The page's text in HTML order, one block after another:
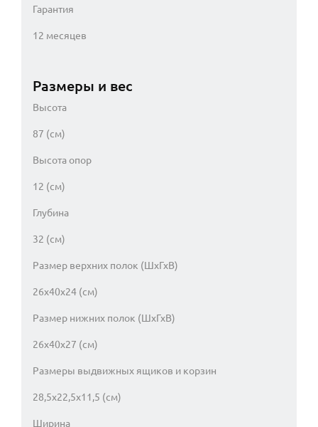
Гарантия
12 месяцев
Размеры и вес
Высота
87 (см)
Высота опор
12 (см)
Глубина
32 (см)
Размер верхних полок (ШхГхВ)
26х40х24 (см)
Размер нижних полок (ШхГхВ)
26х40х27 (см)
Размеры выдвижных ящиков и корзин
28,5х22,5х11,5 (см)
Ширина